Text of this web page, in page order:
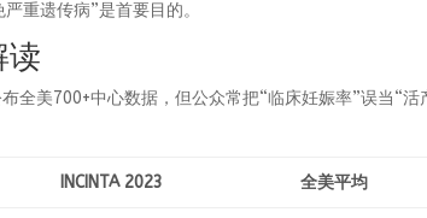
重遗传病”是首要目的。
读
美700+中心数据，但公众常把“临床妊娠率”误当“活
INCINTA 2023 全美平均